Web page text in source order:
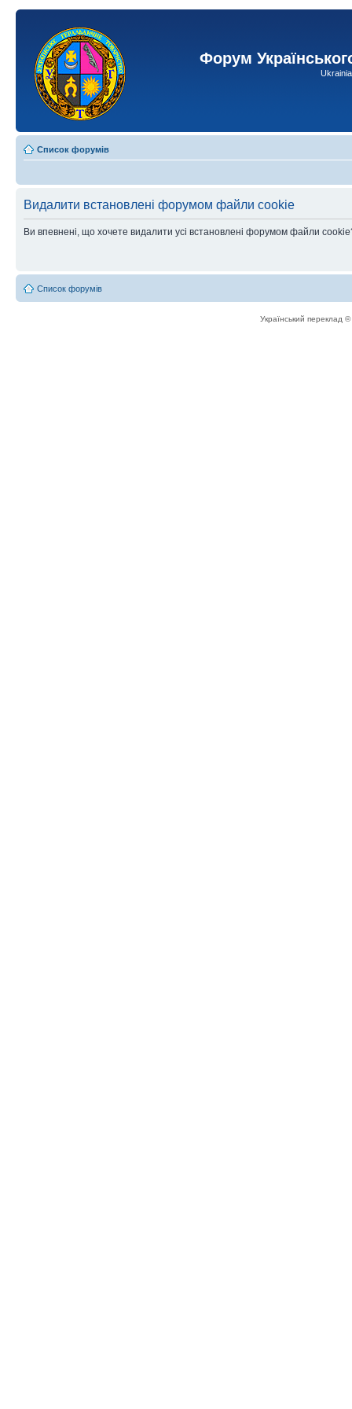
Форум
Список форумів
Видалити встановлені форумом файли cookie
Ви впевнені, що хочете видалити усі встановлені форумом файли
Список форумів
Український переклад